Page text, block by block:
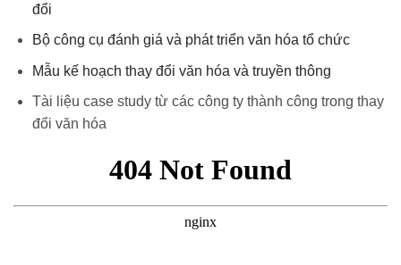
đổi
Bộ công cụ đánh giá và phát triển văn hóa tổ chức
Mẫu kế hoạch thay đổi văn hóa và truyền thông
Tài liệu case study từ các công ty thành công trong thay
đổi văn hóa